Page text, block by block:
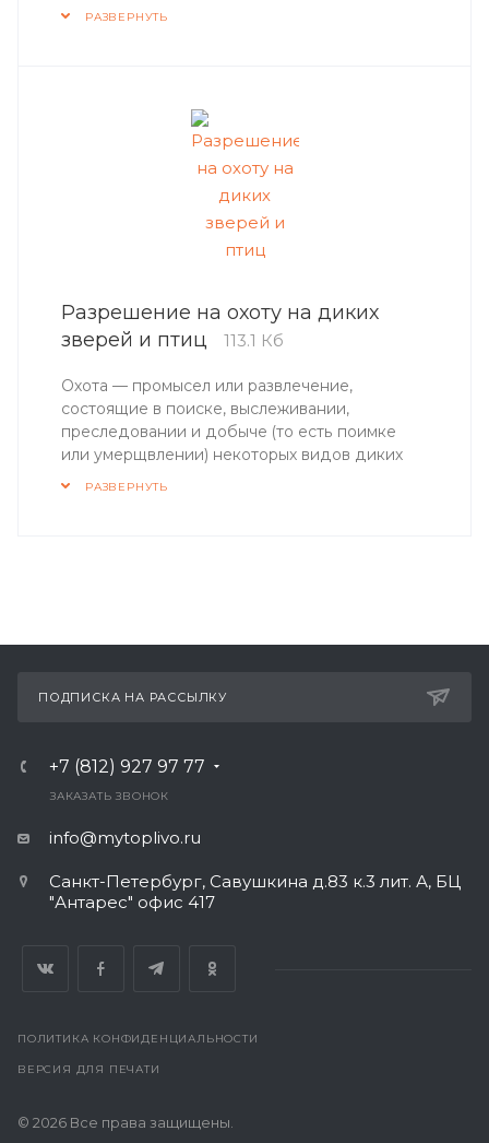
РАЗВЕРНУТЬ
Разрешение на охоту на диких
зверей и птиц
113.1 Кб
Охота — промысел или развлечение,
состоящие в поиске, выслеживании,
преследовании и добыче (то есть поимке
или умерщвлении) некоторых видов диких
РАЗВЕРНУТЬ
ПОДПИСКА НА РАССЫЛКУ
+7 (812) 927 97 77
ЗАКАЗАТЬ ЗВОНОК
info@mytoplivo.ru
Санкт-Петербург, Савушкина д.83 к.3 лит. А, БЦ
"Антарес" офис 417
ПОЛИТИКА КОНФИДЕНЦИАЛЬНОСТИ
ВЕРСИЯ ДЛЯ ПЕЧАТИ
© 2026 Все права защищены.